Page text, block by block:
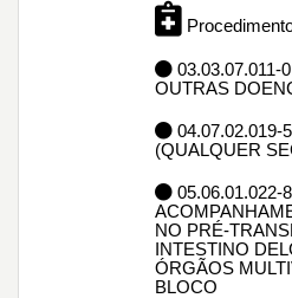
03.03.07.011-
OUTRAS
04.07.02.019-
(QUALQUER
05.06.01.022-8
NO PRÉ-
INTESTINO
ÓRGÃOS
BLOCO